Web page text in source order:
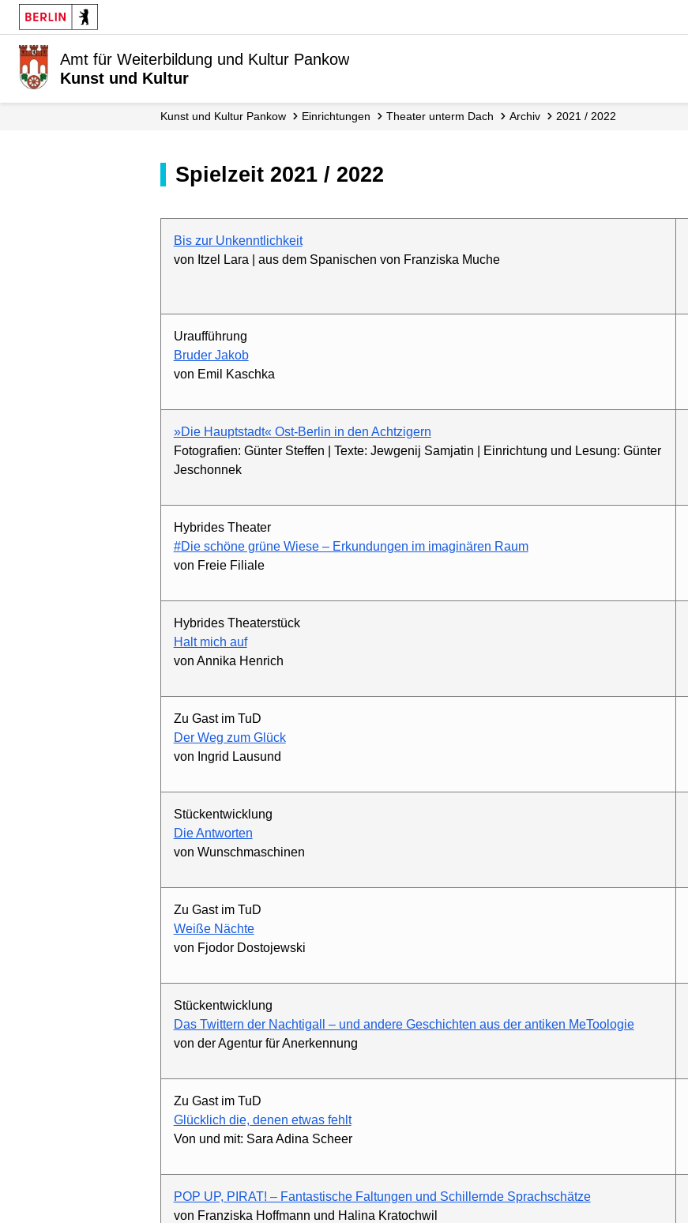
Amt für Weiterbildung und Kultur Pankow
Kunst und Kultur
Kunst und Kultur Pankow Einrichtungen Theater unterm Dach Archiv 2021 / 2022
Spielzeit 2021 / 2022
Bis zur Unkenntlichkeit
von Itzel Lara | aus dem Spanischen von Franziska Muche
Uraufführung
Bruder Jakob
von Emil Kaschka
»Die Hauptstadt« Ost-Berlin in den Achtzigern
Fotografien: Günter Steffen | Texte: Jewgenij Samjatin | Einrichtung und Lesung: Günter
Jeschonnek
Hybrides Theater
#Die schöne grüne Wiese – Erkundungen im imaginären Raum
von Freie Filiale
Hybrides Theaterstück
Halt mich auf
von Annika Henrich
Zu Gast im TuD
Der Weg zum Glück
von Ingrid Lausund
Stückentwicklung
Die Antworten
von Wunschmaschinen
Zu Gast im TuD
Weiße Nächte
von Fjodor Dostojewski
Stückentwicklung
Das Twittern der Nachtigall – und andere Geschichten aus der antiken MeToologie
von der Agentur für Anerkennung
Zu Gast im TuD
Glücklich die, denen etwas fehlt
Von und mit: Sara Adina Scheer
POP UP, PIRAT! – Fantastische Faltungen und Schillernde Sprachschätze
von Franziska Hoffmann und Halina Kratochwil